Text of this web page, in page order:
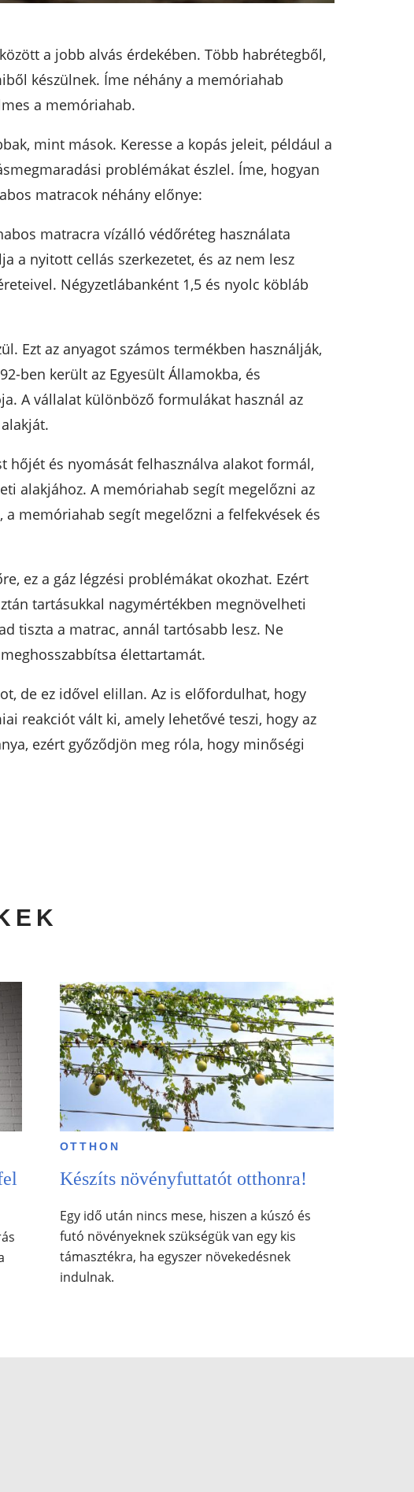
a jobb alvás érdekében. Több habrétegből,
készülnek. Íme néhány a memóriahab
a memóriahab.
mint mások. Keresse a kopás jeleit, például a
problémákat észlel. Íme, hogyan
matracok néhány előnye:
matracra vízálló védőréteg használata
a nyitott cellás szerkezetet, és az nem lesz
Négyzetlábanként 1,5 és nyolc köbláb
Ezt az anyagot számos termékben használják,
ben került az Egyesült Államokba, és
A vállalat különböző formulákat használ az
hőjét és nyomását felhasználva alakot formál,
alakjához. A memóriahab segít megelőzni az
memóriahab segít megelőzni a felfekvések és
ez a gáz légzési problémákat okozhat. Ezért
tartásukkal nagymértékben megnövelheti
tiszta a matrac, annál tartósabb lesz. Ne
élettartamát.
de ez idővel elillan. Az is előfordulhat, hogy
reakciót vált ki, amely lehetővé teszi, hogy az
ezért győződjön meg róla, hogy minőségi
OTTHON
Készíts növényfuttatót otthonra!
Egy idő után nincs mese, hiszen a kúszó és
futó növényeknek szükségük van egy kis
támasztékra, ha egyszer növekedésnek
indulnak.